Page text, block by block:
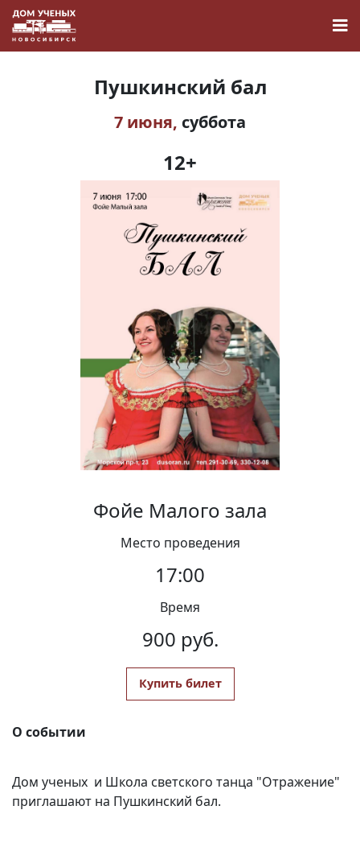
Наука
О Доме учёных
Контакты
Вакансии
Пушкинский бал
7 июня, суббота
12+
Фойе Малого зала
Место проведения
17:00
Время
900 руб.
Купить билет
О событии
Дом ученых и Школа светского танца "Отражение"
приглашают на Пушкинский бал.